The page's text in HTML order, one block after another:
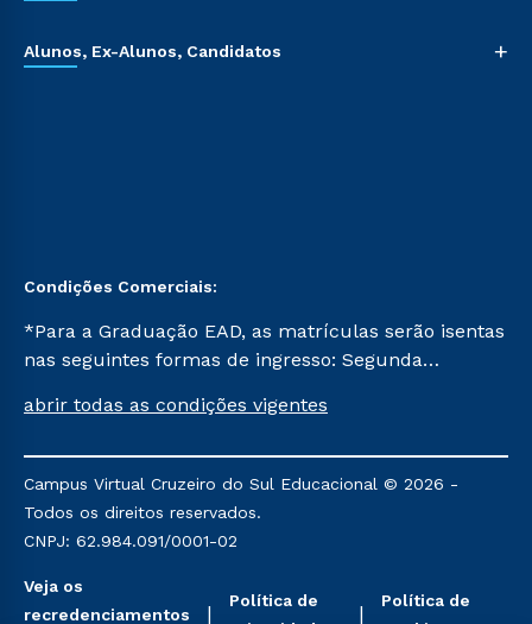
Alunos, Ex-Alunos, Candidatos +
Condições Comerciais:
*Para a Graduação EAD, as matrículas serão isentas
nas seguintes formas de ingresso: Segunda
Já para as demais, a taxa de matrícula será de R$
mencionadas são referentes aos cursos: Ensino
Religioso, Geografia para a Docência e Metodologia
do Ensino de História: Questões Atuais.
abrir todas as condições vigentes
Campus Virtual Cruzeiro do Sul Educacional © 2026 -
Todos os direitos reservados.
CNPJ: 62.984.091/0001-02
Veja os
recredenciamentos
Política de
Política de